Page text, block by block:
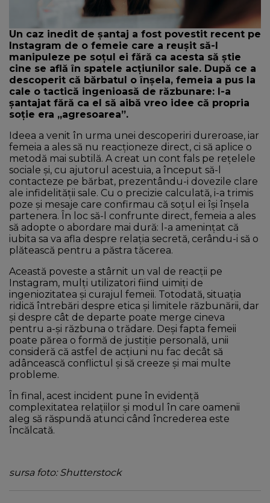
Un caz inedit de șantaj a fost povestit recent pe
Instagram de o femeie care a reușit să-l
manipuleze pe soțul ei fără ca acesta să știe
cine se află în spatele acțiunilor sale. După ce a
descoperit că bărbatul o înșela, femeia a pus la
cale o tactică ingenioasă de răzbunare: l-a
șantajat fără ca el să aibă vreo idee că propria
soție era „agresoarea”.
Ideea a venit în urma unei descoperiri dureroase, iar
femeia a ales să nu reacționeze direct, ci să aplice o
metodă mai subtilă. A creat un cont fals pe rețelele
sociale și, cu ajutorul acestuia, a început să-l
contacteze pe bărbat, prezentându-i dovezile clare
ale infidelității sale. Cu o precizie calculată, i-a trimis
poze și mesaje care confirmau că soțul ei își înșela
partenera. În loc să-l confrunte direct, femeia a ales
să adopte o abordare mai dură: l-a amenințat că
iubita sa va afla despre relația secretă, cerându-i să o
plătească pentru a păstra tăcerea.
Această poveste a stârnit un val de reacții pe
Instagram, mulți utilizatori fiind uimiți de
ingeniozitatea și curajul femeii. Totodată, situația
ridică întrebări despre etica și limitele răzbunării, dar
și despre cât de departe poate merge cineva
pentru a-și răzbuna o trădare. Deși fapta femeii
poate părea o formă de justiție personală, unii
consideră că astfel de acțiuni nu fac decât să
adâncească conflictul și să creeze și mai multe
probleme.
În final, acest incident pune în evidență
complexitatea relațiilor și modul în care oamenii
aleg să răspundă atunci când încrederea este
încălcată.
sursa foto: Shutterstock